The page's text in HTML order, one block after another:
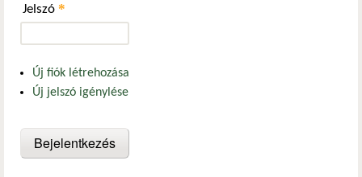
Jelszó *
Új fiók létrehozása
Új jelszó igénylése